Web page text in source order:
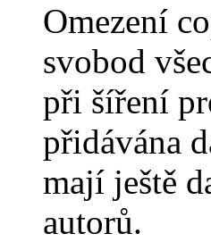
Omezení
svobod
při šíření
přidávána
mají ještě
autorů.